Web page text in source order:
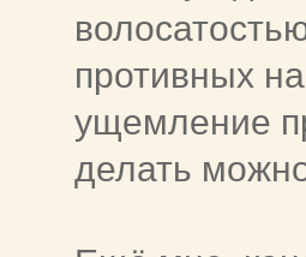
противных
ущемление
делать